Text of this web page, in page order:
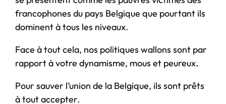
francophones du pays Belgique que pourtant ils
dominent à tous les niveaux.
Face à tout cela, nos politiques wallons sont par
rapport à votre dynamisme, mous et peureux.
Pour sauver l’union de la Belgique, ils sont prêts
à tout accepter.